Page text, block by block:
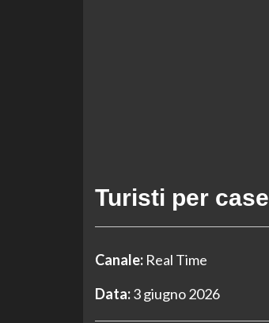
Turisti per case
Canale:Real Time
Data:3 giugno 2026